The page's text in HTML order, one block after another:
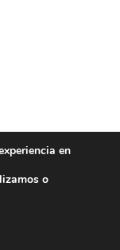
en
o